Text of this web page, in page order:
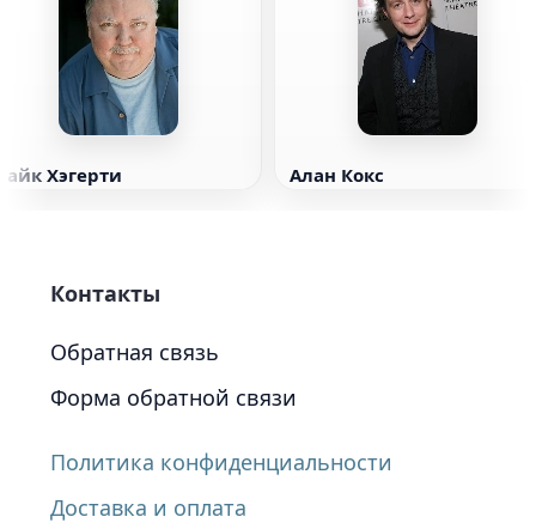
Хэгерти Алан Кокс
Контакты
Обратная связь
Форма обратной связи
Политика конфиденциальности
Доставка и оплата